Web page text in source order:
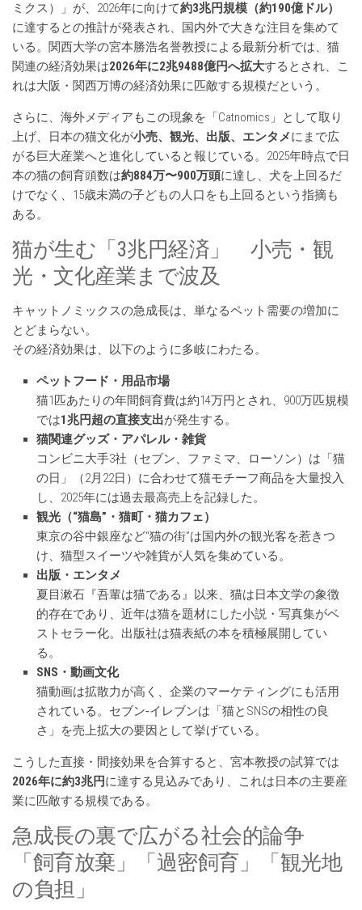
ミクス）」が、2026年に向けて約3兆円規模（約190億ドル）
に達するとの推計が発表され、国内外で大きな注目を集めて
いる。関西大学の宮本勝浩名誉教授による最新分析では、猫
関連の経済効果は2026年に2兆9488億円へ拡大するとされ、こ
れは大阪・関西万博の経済効果に匹敵する規模だという。
さらに、海外メディアもこの現象を「Catnomics」として取り
上げ、日本の猫文化が小売、観光、出版、エンタメにまで広
がる巨大産業へと進化していると報じている。2025年時点で日
本の猫の飼育頭数は約884万〜900万頭に達し、犬を上回るだ
けでなく、15歳未満の子どもの人口をも上回るという指摘も
ある。
猫が生む「3兆円経済」 小売・観
光・文化産業まで波及
キャットノミックスの急成長は、単なるペット需要の増加に
とどまらない。
その経済効果は、以下のように多岐にわたる。
ペットフード・用品市場
猫1匹あたりの年間飼育費は約14万円とされ、900万匹規模
では1兆円超の直接支出が発生する。
猫関連グッズ・アパレル・雑貨
コンビニ大手3社（セブン、ファミマ、ローソン）は「猫
の日」（2月22日）に合わせて猫モチーフ商品を大量投入
し、2025年には過去最高売上を記録した。
観光（“猫島”・猫町・猫カフェ）
東京の谷中銀座など“猫の街”は国内外の観光客を惹きつ
け、猫型スイーツや雑貨が人気を集めている。
出版・エンタメ
夏目漱石『吾輩は猫である』以来、猫は日本文学の象徴
的存在であり、近年は猫を題材にした小説・写真集がベ
ストセラー化。出版社は猫表紙の本を積極展開してい
る。
SNS・動画文化
猫動画は拡散力が高く、企業のマーケティングにも活用
されている。セブン‐イレブンは「猫とSNSの相性の良
さ」を売上拡大の要因として挙げている。
こうした直接・間接効果を合算すると、宮本教授の試算では
2026年に約3兆円に達する見込みであり、これは日本の主要産
業に匹敵する規模である。
急成長の裏で広がる社会的論争
「飼育放棄」「過密飼育」「観光地
の負担」